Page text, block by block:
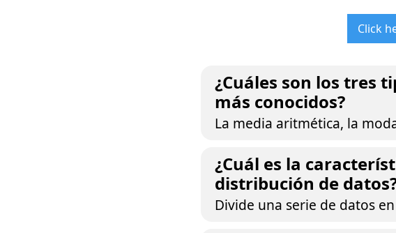
Click
¿Cuáles son los tres
más conocidos?
La media aritmética, la
¿Cuál es la
distribución de
Divide una serie de datos